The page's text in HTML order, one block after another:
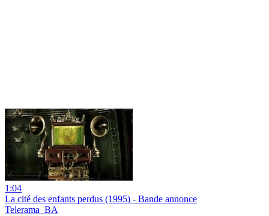
1:04
La cité des enfants perdus (1995) - Bande annonce
Telerama_BA